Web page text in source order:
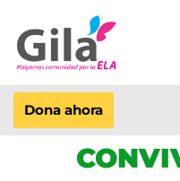
Saltar
al
contenido
Dona ahora